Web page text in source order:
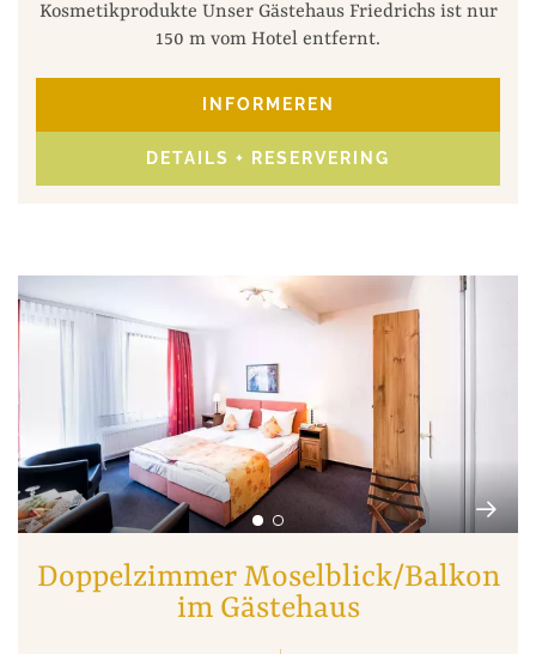
Kosmetikprodukte Unser Gästehaus Friedrichs ist nur
150 m vom Hotel entfernt.
INFORMEREN
DETAILS + RESERVERING
Doppelzimmer Moselblick/Balkon
im Gästehaus